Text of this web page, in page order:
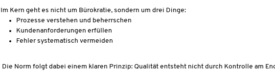
Im Kern geht es nicht um Bürokratie, sondern um drei Dinge:
Prozesse verstehen und beherrschen
Kundenanforderungen erfüllen
Fehler systematisch vermeiden
Die Norm folgt dabei einem klaren Prinzip: Qualität entsteht nicht durch Kontrolle am